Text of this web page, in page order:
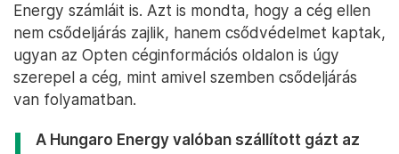
Energy számláit is. Azt is mondta, hogy a cég ellen
nem csődeljárás zajlik, hanem csődvédelmet kaptak,
ugyan az Opten céginformációs oldalon is úgy
szerepel a cég, mint amivel szemben csődeljárás
van folyamatban.
A Hungaro Energy valóban szállított gázt az